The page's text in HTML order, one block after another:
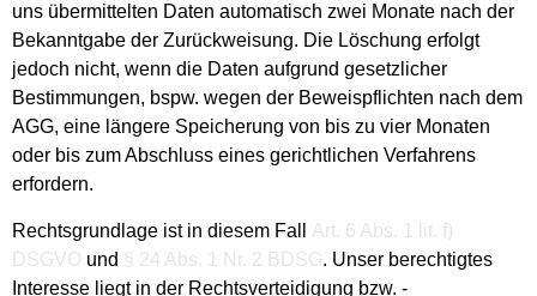
uns übermittelten Daten automatisch zwei Monate nach der
Bekanntgabe der Zurückweisung. Die Löschung erfolgt
jedoch nicht, wenn die Daten aufgrund gesetzlicher
Bestimmungen, bspw. wegen der Beweispflichten nach dem
AGG, eine längere Speicherung von bis zu vier Monaten
oder bis zum Abschluss eines gerichtlichen Verfahrens
erfordern.
Rechtsgrundlage ist in diesem Fall Art. 6 Abs. 1 lit. f)
DSGVO und § 24 Abs. 1 Nr. 2 BDSG. Unser berechtigtes
Interesse liegt in der Rechtsverteidigung bzw. -